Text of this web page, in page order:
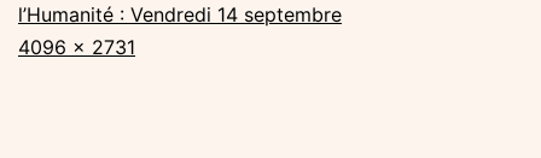
l’Humanité : Vendredi 14 septembre
Taille
4096 × 2731